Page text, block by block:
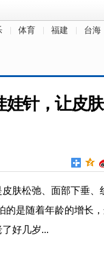
体育 福建 台海
娃针，让皮
肤松弛、面部下垂、
的是随着年龄的增长
好几岁...